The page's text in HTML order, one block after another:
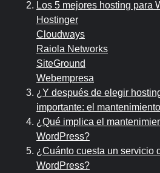
Los 5 mejores hosting para
Hostinger
Cloudways
Raiola Networks
SiteGround
Webempresa
¿Y después de elegir
importante: el
¿Qué implica el
WordPress?
¿Cuánto cuesta un servicio
WordPress?